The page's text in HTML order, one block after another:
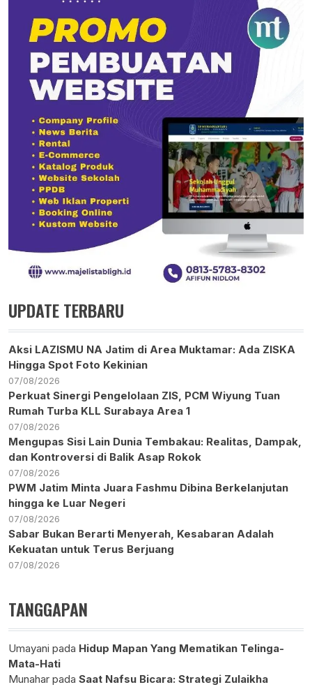
UPDATE TERBARU
Aksi LAZISMU NA Jatim di Area Muktamar: Ada ZISKA
Hingga Spot Foto Kekinian
07/08/2026
Perkuat Sinergi Pengelolaan ZIS, PCM Wiyung Tuan
Rumah Turba KLL Surabaya Area 1
07/08/2026
Mengupas Sisi Lain Dunia Tembakau: Realitas, Dampak,
dan Kontroversi di Balik Asap Rokok
07/08/2026
PWM Jatim Minta Juara Fashmu Dibina Berkelanjutan
hingga ke Luar Negeri
07/08/2026
Sabar Bukan Berarti Menyerah, Kesabaran Adalah
Kekuatan untuk Terus Berjuang
07/08/2026
TANGGAPAN
Umayani pada Hidup Mapan Yang Mematikan Telinga-
Mata-Hati
Munahar pada Saat Nafsu Bicara: Strategi Zulaikha